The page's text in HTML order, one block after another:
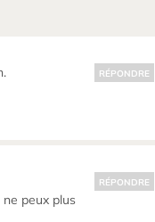
RÉPONDRE
peux plus
RÉPONDRE